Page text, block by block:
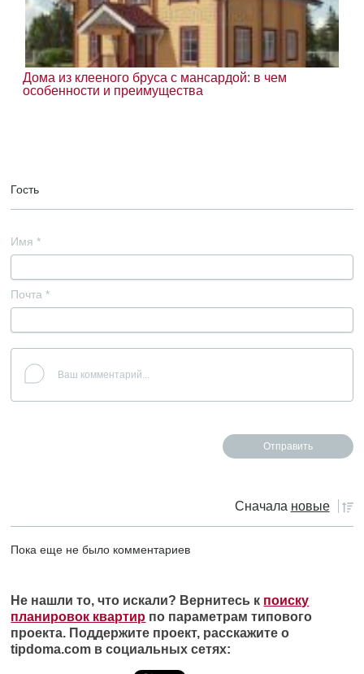
Дома из клееного бруса с мансардой: в чем
особенности и преимущества
Гость
Имя *
Почта *
Сначала новые
Пока еще не было комментариев
Не нашли то, что искали? Вернитесь к поиску
планировок квартир по параметрам типового
проекта. Поддержите проект, расскажите о
tipdoma.com в социальных сетях: